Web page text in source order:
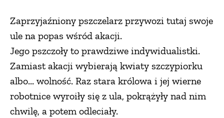
Zaprzyjaźniony pszczelarz przywozi tutaj swoje
ule na popas wśród akacji.
Jego pszczoły to prawdziwe indywidualistki.
Zamiast akacji wybierają kwiaty szczypiorku
albo... wolność. Raz stara królowa i jej wierne
robotnice wyroiły się z ula, pokrążyły nad nim
chwilę, a potem odleciały.